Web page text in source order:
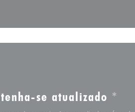
se atualizado *